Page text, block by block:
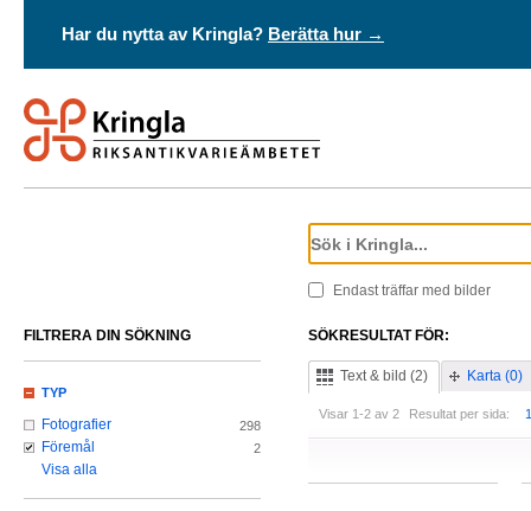
Har du nytta av Kringla? Berätta hur →
Endast träffar med bilder
SÖKRESULTAT FÖR:
Text & bild (2) Karta (0)
Visar 1-2 av 2 Resultat per sida:
FILTRERA DIN SÖKNING
TYP
Fotografier 298
Föremål 2
Visa alla